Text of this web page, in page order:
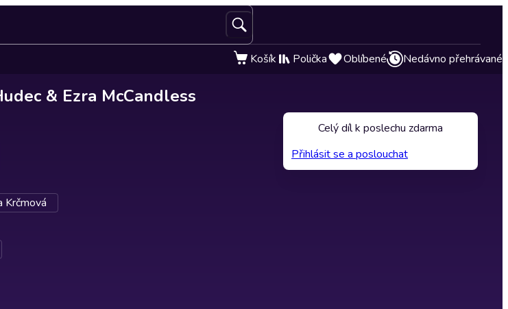
Košík Polička Oblíbené Nedávno přehrávané
& Ezra McCandless
Krčmová
Celý díl k poslechu zdarma
Přihlásit se a poslouchat